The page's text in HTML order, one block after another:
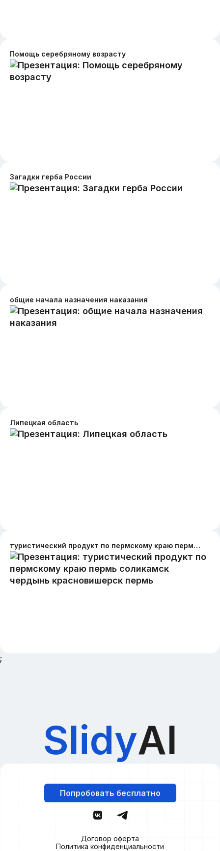
Помощь серебряному возрасту
Загадки герба России
общие начала назначения наказания
Липецкая область
туристический продукт по пермскому краю пермь соликамск чердынь красновишерск пермь
;
SlidyAI
Попробовать бесплатно
Договор оферта
Политика конфиденциальности